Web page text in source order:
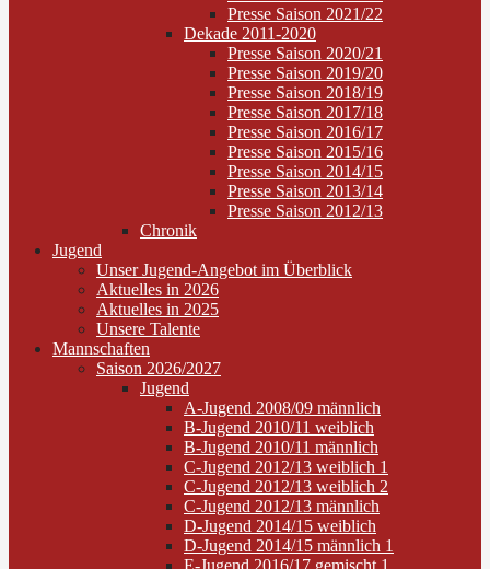
Presse Saison 2021/22
Dekade 2011-2020
Presse Saison 2020/21
Presse Saison 2019/20
Presse Saison 2018/19
Presse Saison 2017/18
Presse Saison 2016/17
Presse Saison 2015/16
Presse Saison 2014/15
Presse Saison 2013/14
Presse Saison 2012/13
Chronik
Jugend
Unser Jugend-Angebot im Überblick
Aktuelles in 2026
Aktuelles in 2025
Unsere Talente
Mannschaften
Saison 2026/2027
Jugend
A-Jugend 2008/09 männlich
B-Jugend 2010/11 weiblich
B-Jugend 2010/11 männlich
C-Jugend 2012/13 weiblich 1
C-Jugend 2012/13 weiblich 2
C-Jugend 2012/13 männlich
D-Jugend 2014/15 weiblich
D-Jugend 2014/15 männlich 1
E-Jugend 2016/17 gemischt 1